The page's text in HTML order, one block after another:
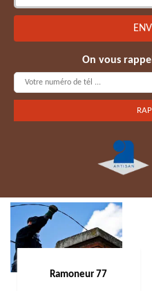
On vous
Ramoneur 77